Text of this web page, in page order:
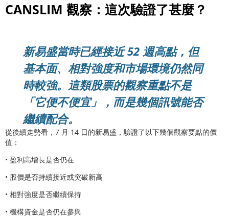
CANSLIM 觀察：這次驗證了甚麼？
新易盛當時已經接近 52 週高點，但
基本面、相對強度和市場環境仍然同
時較強。這類股票的觀察重點不是
「它便不便宜」，而是幾個訊號能否
繼續配合。
從後續走勢看，7 月 14 日的新易盛，驗證了以下幾個觀察要點的價
值：
• 盈利高增長是否仍在
• 股價是否持續接近或突破新高
• 相對強度是否繼續保持
• 機構資金是否仍在參與